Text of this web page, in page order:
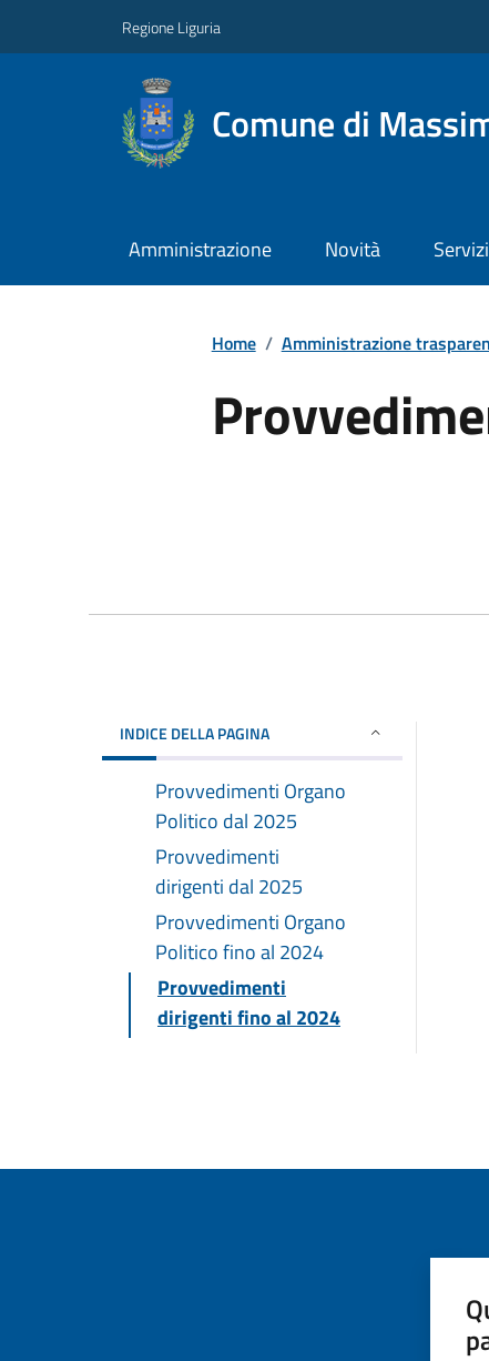
Regione Liguria
Comune di
Amministrazione Novità Servizi
Home / Amministrazione
INDICE DELLA PAGINA
Provvedimenti Organo
Politico dal 2025
Provvedimenti
dirigenti dal 2025
Provvedimenti Organo
Politico fino al 2024
Provvedimenti
dirigenti fino al 2024